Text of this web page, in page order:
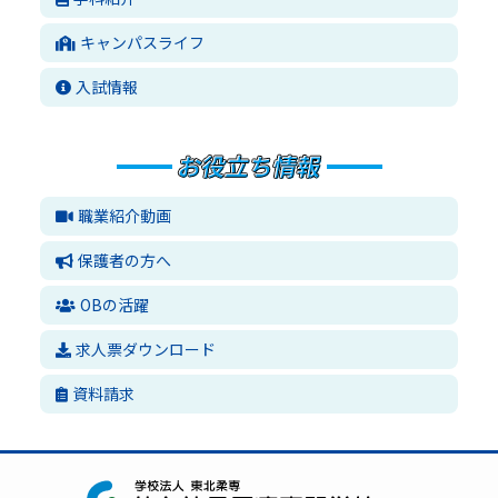
キャンパスライフ
入試情報
職業紹介動画
保護者の方へ
OBの活躍
求人票ダウンロード
資料請求